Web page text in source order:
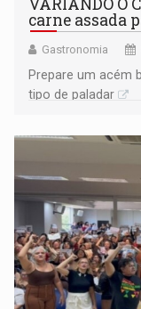
carne assada
Gastronomia
Prepare um acém
tipo de paladar